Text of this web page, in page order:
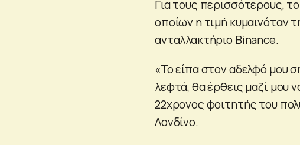
Για τους περισσότερους,
οποίων η τιμή κυμαινόταν
ανταλλακτήριο Binance.
«Το είπα στον αδελφό μου
λεφτά, θα έρθεις μαζί μου
22χρονος φοιτητής του
Λονδίνο.